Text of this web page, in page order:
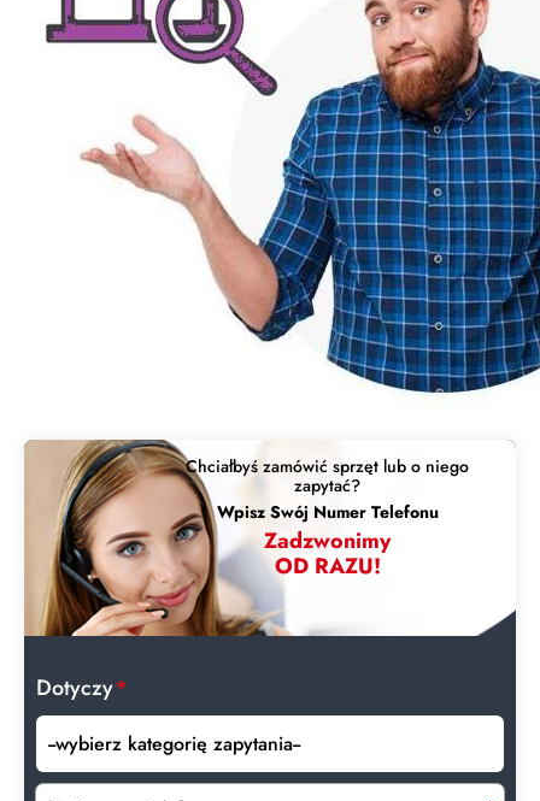
Chciałbyś zamówić sprzęt lub o niego
zapytać?
Wpisz Swój Numer Telefonu
Zadzwonimy
OD RAZU!
Dotyczy